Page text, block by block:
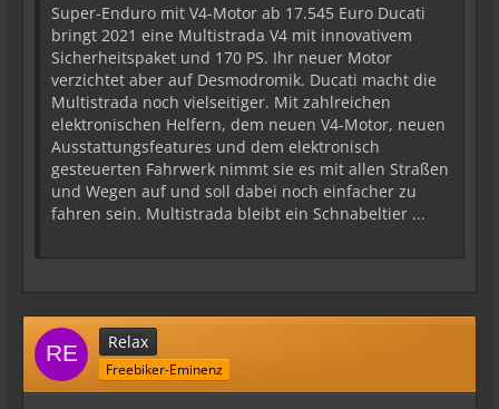
Super-Enduro mit V4-Motor ab 17.545 Euro Ducati
bringt 2021 eine Multistrada V4 mit innovativem
Sicherheitspaket und 170 PS. Ihr neuer Motor
verzichtet aber auf Desmodromik. Ducati macht die
Multistrada noch vielseitiger. Mit zahlreichen
elektronischen Helfern, dem neuen V4-Motor, neuen
Ausstattungsfeatures und dem elektronisch
gesteuerten Fahrwerk nimmt sie es mit allen Straßen
und Wegen auf und soll dabei noch einfacher zu
fahren sein. Multistrada bleibt ein Schnabeltier ...
Relax
Freebiker-Eminenz